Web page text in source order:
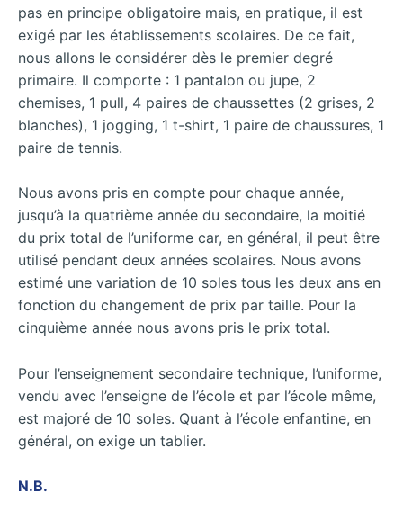
pas en principe obligatoire mais, en pratique, il est
exigé par les établissements scolaires. De ce fait,
nous allons le considérer dès le premier degré
primaire. Il comporte : 1 pantalon ou jupe, 2
chemises, 1 pull, 4 paires de chaussettes (2 grises, 2
blanches), 1 jogging, 1 t-shirt, 1 paire de chaussures, 1
paire de tennis.
Nous avons pris en compte pour chaque année,
jusqu’à la quatrième année du secondaire, la moitié
du prix total de l’uniforme car, en général, il peut être
utilisé pendant deux années scolaires. Nous avons
estimé une variation de 10 soles tous les deux ans en
fonction du changement de prix par taille. Pour la
cinquième année nous avons pris le prix total.
Pour l’enseignement secondaire technique, l’uniforme,
vendu avec l’enseigne de l’école et par l’école même,
est majoré de 10 soles. Quant à l’école enfantine, en
général, on exige un tablier.
N.B.